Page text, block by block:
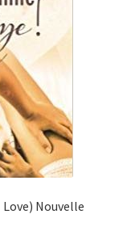
Nouvelle